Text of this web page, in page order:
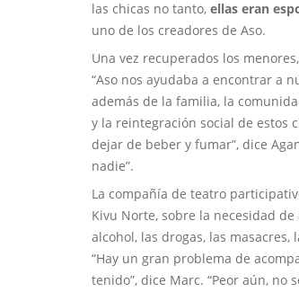
las chicas no tanto, ellas eran
uno de los creadores de Aso.
Una vez recuperados los
“Aso nos ayudaba a encontrar a
además de la familia, la
y la reintegración social de estos
dejar de beber y fumar”, dice
nadie”.
La compañía de teatro
Kivu Norte, sobre la necesidad
alcohol, las drogas, las
“Hay un gran problema de
tenido”, dice Marc. “Peor aún, no